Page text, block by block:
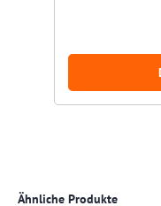
Produktgalerie
Ähnliche Produkte